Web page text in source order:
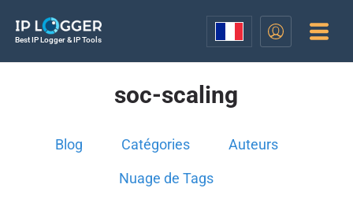
Best IP Logger & IP Tools
soc-scaling
Blog Catégories Auteurs
Nuage de Tags